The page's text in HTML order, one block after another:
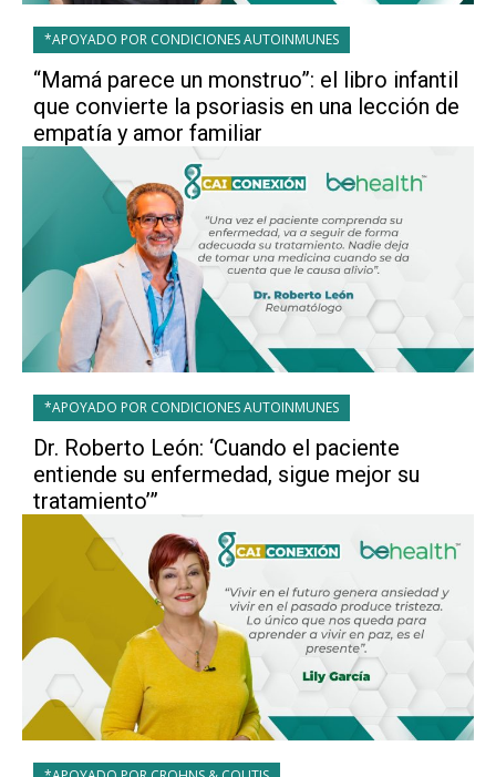
*APOYADO POR CONDICIONES AUTOINMUNES
“Mamá parece un monstruo”: el libro infantil
que convierte la psoriasis en una lección de
empatía y amor familiar
*APOYADO POR CONDICIONES AUTOINMUNES
Dr. Roberto León: ‘Cuando el paciente
entiende su enfermedad, sigue mejor su
tratamiento’”